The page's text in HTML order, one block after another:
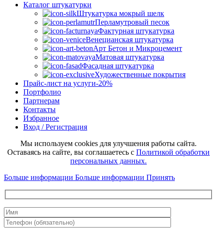
Каталог штукатурки
Штукатурка мокрый шелк
Перламутровый песок
Фактурная штукатурка
Венецианская штукатурка
Арт Бетон и Микроцемент
Матовая штукатурка
Фасадная штукатурка
Художественные покрытия
Прайс-лист на услуги-20%
Портфолио
Партнерам
Контакты
Избранное
Вход / Регистрация
Мы используем cookies для улучшения работы сайта.
Оставаясь на сайте, вы соглашаетесь с Политикой обработки
персональных данных.
Больше информации Больше информации Принять